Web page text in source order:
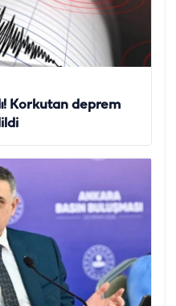
Korkutan deprem